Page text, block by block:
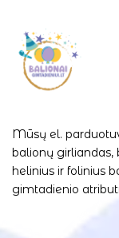
Mūsų el.
balionų girliandas,
helinius ir folinius
gimtadienio